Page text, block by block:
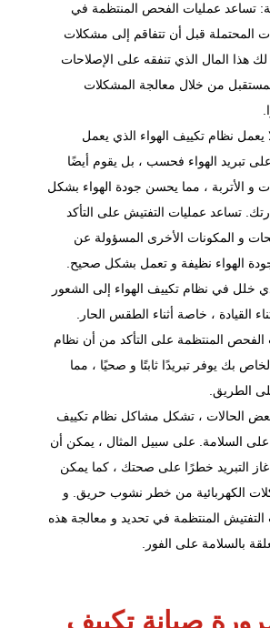
تساعد عمليات الفحص المنتظمة في
المحتملة قبل أن تتفاقم إلى مشكلات
لك هذا المال الذي تنفقه على الإصلاحات
من خلال معالجة المشكلات
يعمل نظام تكييف الهواء الذي يعمل
تبريد الهواء فحسب ، بل يقوم أيضًا
و الأتربة ، مما يحسن جودة الهواء بشكل
تساعد عمليات التفتيش على التأكد
و المكونات الأخرى المسؤولة عن
الهواء نظيفة و تعمل بشكل صحيح.
خلل في نظام تكييف الهواء إلى الشعور
القيادة ، خاصة أثناء الطقس الحار.
الفحص المنتظمة على التأكد من أن نظام
بك يوفر تبريدًا ثابتًا و صحيًا ، مما
الطريق.
الحالات ، تشكل مشاكل نظام تكييف
على السلامة. على سبيل المثال ، يمكن أن
التبريد خطرًا على صحتك ، كما يمكن
الكهربائية من خطر نشوب حريق. و
المنتظمة في تحديد و معالجة هذه
بالسلامة على الفور.
صيانة تكييف